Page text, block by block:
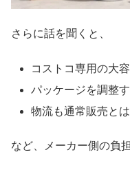
さらに話を聞くと、
コストコ専用の大
パッケージを調整
物流も通常販売とは
など、メーカー側の負